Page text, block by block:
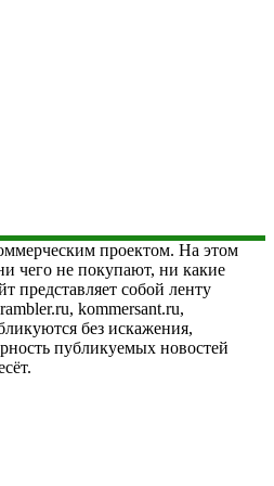
проектом. На этом
чего не покупают, ни какие
представляет собой ленту
kommersant.ru,
без искажения,
публикуемых новостей